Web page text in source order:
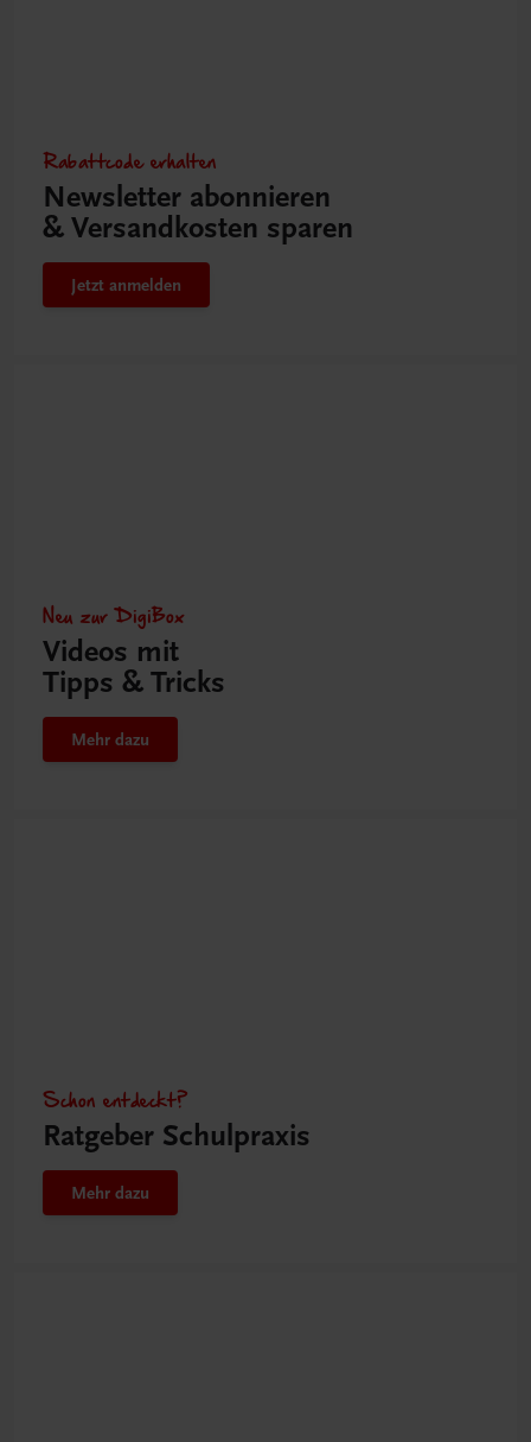
Rabattcode erhalten
Newsletter abonnieren
& Versandkosten sparen
Jetzt anmelden
Neu zur DigiBox
Videos mit
Tipps & Tricks
Mehr dazu
Schon entdeckt?
Ratgeber Schulpraxis
Mehr dazu